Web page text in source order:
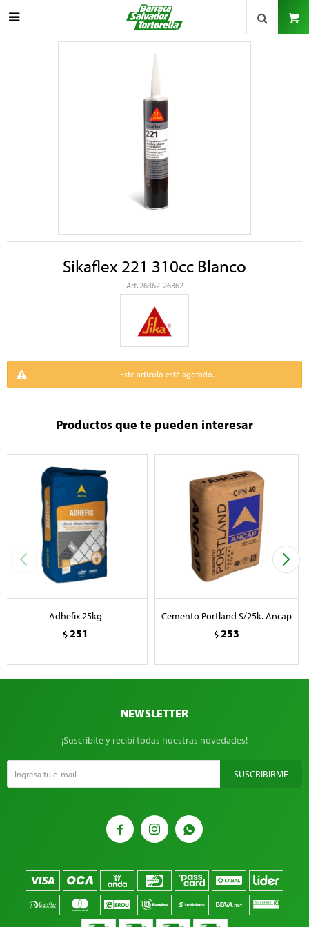

Sikaflex 221 310cc Blanco
26362-26362
Este artículo está agotado.
Productos que te pueden interesar
Adhefix 25kg
$251
Cemento Portland S/25k. Ancap
$253
  
NEWSLETTER
¡Suscribite y recibí todas nuestras novedades!
SUSCRIBIRME